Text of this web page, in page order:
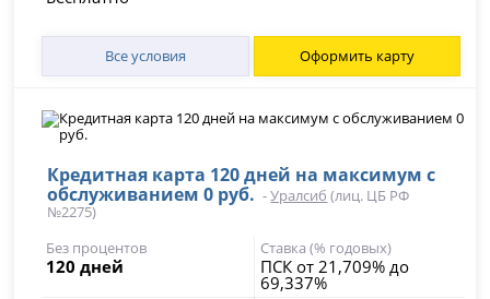
Все условия Оформить карту
Кредитная карта 120 дней на максимум с
обслуживанием 0 руб. -Уралсиб (лиц. ЦБ РФ
№2275)
Без процентов
120 дней
Ставка (% годовых)
ПСК от 21,709% до
69,337%